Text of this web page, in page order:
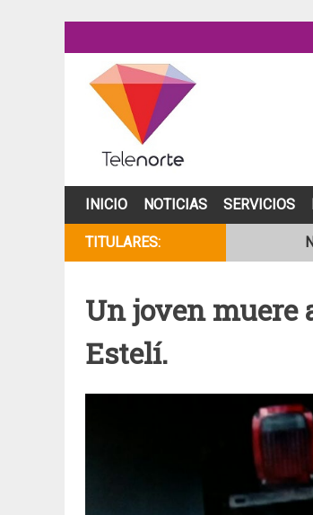
to
content
INICIO NOTICIAS SERVICIOS
TITULARES:
Un joven muere
Estelí.